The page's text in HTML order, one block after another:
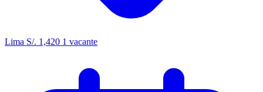
Lima S/. 1,420 1 vacante